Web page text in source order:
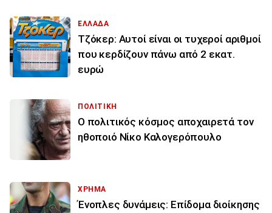
ΕΛΛΑΔΑ
Τζόκερ: Αυτοί είναι οι τυχεροί αριθμοί
που κερδίζουν πάνω από 2 εκατ.
ευρώ
ΠΟΛΙΤΙΚΗ
Ο πολιτικός κόσμος αποχαιρετά τον
ηθοποιό Νίκο Καλογερόπουλο
ΧΡΗΜΑ
Ένοπλες δυνάμεις: Επίδομα διοίκησης